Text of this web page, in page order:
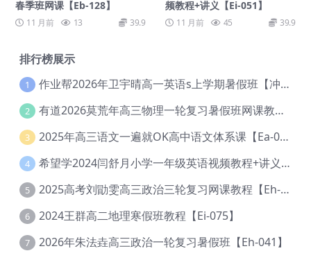
春季班网课【Eb-128】
11 月前 13 39.9
频教程+讲义【Ei-051】
11 月前 45 39.9
排行榜展示
1 作业帮2026年卫宇晴高一英语s上学期暑假班【冲顶班】【Ec-003】
2 有道2026莫荒年高三物理一轮复习暑假班网课教程【Ef-044】
3 2025年高三语文一遍就OK高中语文体系课【Ea-028】
4 希望学2024闫舒月小学一年级英语视频教程+讲义【Cc-004】
5 2025高考刘勖雯高三政治三轮复习网课教程【Eh-061】
6 2024王群高二地理寒假班教程【Ei-075】
7 2026年朱法垚高三政治一轮复习暑假班【Eh-041】